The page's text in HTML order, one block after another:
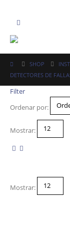
SHOP
DETECTORES DE
Filter
Ordenar por:
Mostrar:
Mostrar: